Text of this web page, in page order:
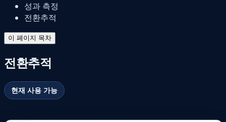
성과 측정
전환추적
이 페이지 목차
전환추적
현재 사용 가능